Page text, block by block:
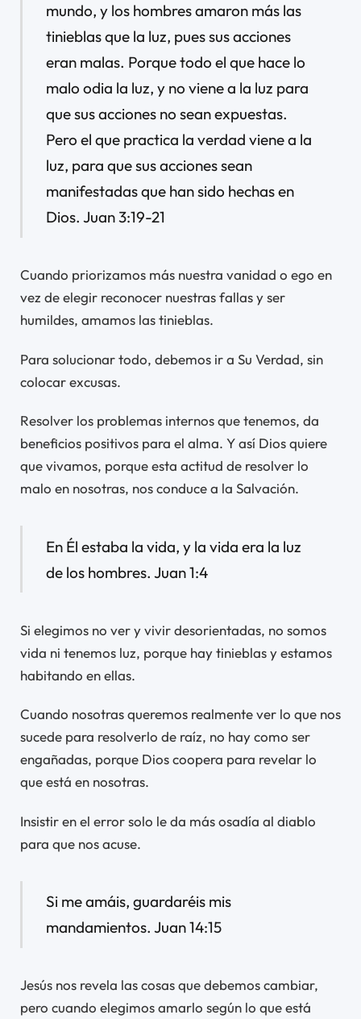
mundo, y los hombres amaron más las
tinieblas que la luz, pues sus acciones
eran malas. Porque todo el que hace lo
malo odia la luz, y no viene a la luz para
que sus acciones no sean expuestas.
Pero el que practica la verdad viene a la
luz, para que sus acciones sean
manifestadas que han sido hechas en
Dios. Juan 3:19-21
Cuando priorizamos más nuestra vanidad o ego en
vez de elegir reconocer nuestras fallas y ser
humildes, amamos las tinieblas.
Para solucionar todo, debemos ir a Su Verdad, sin
colocar excusas.
Resolver los problemas internos que tenemos, da
beneficios positivos para el alma. Y así Dios quiere
que vivamos, porque esta actitud de resolver lo
malo en nosotras, nos conduce a la Salvación.
En Él estaba la vida, y la vida era la luz
de los hombres. Juan 1:4
Si elegimos no ver y vivir desorientadas, no somos
vida ni tenemos luz, porque hay tinieblas y estamos
habitando en ellas.
Cuando nosotras queremos realmente ver lo que nos
sucede para resolverlo de raíz, no hay como ser
engañadas, porque Dios coopera para revelar lo
que está en nosotras.
Insistir en el error solo le da más osadía al diablo
para que nos acuse.
Si me amáis, guardaréis mis
mandamientos. Juan 14:15
Jesús nos revela las cosas que debemos cambiar,
pero cuando elegimos amarlo según lo que está